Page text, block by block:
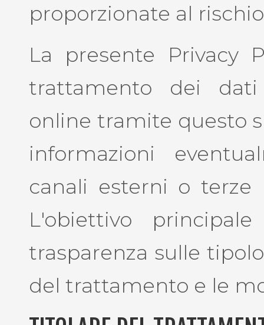
proporzionate al
La presente Privacy
trattamento dei dati
online tramite questo
informazioni
canali esterni o
L'obiettivo
trasparenza sulle
del trattamento e le